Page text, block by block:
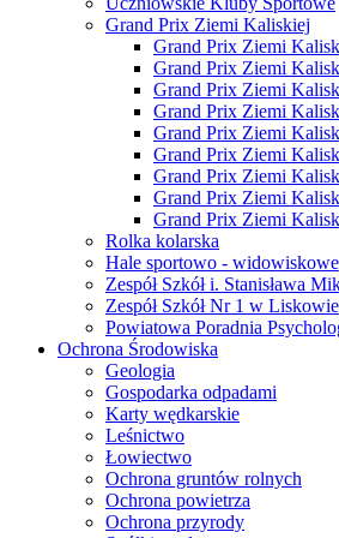
Grand Prix Ziemi Kaliskiej
Grand Prix Ziemi
Grand Prix Ziemi
Grand Prix Ziemi
Grand Prix Ziemi
Grand Prix Ziemi
Grand Prix Ziemi
Grand Prix Ziemi
Grand Prix Ziemi
Grand Prix Ziemi
Rolka kolarska
Hale sportowo - widowiskowe
Zespół Szkół i. Stanisława
Zespół Szkół Nr 1 w Liskowie
Powiatowa Poradnia
Ochrona Środowiska
Geologia
Gospodarka odpadami
Karty wędkarskie
Leśnictwo
Łowiectwo
Ochrona gruntów rolnych
Ochrona powietrza
Ochrona przyrody